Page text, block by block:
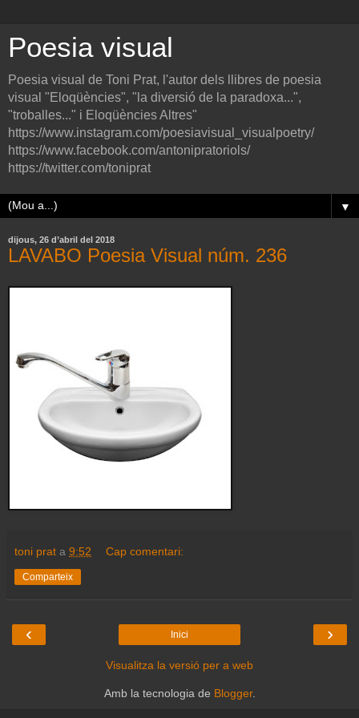
Poesia visual
Poesia visual de Toni Prat, l'autor dels llibres de poesia
visual "Eloqüències", "la diversió de la paradoxa...",
"troballes..." i Eloqüències Altres"
https://www.instagram.com/poesiavisual_visualpoetry/
https://www.facebook.com/antonipratoriols/
https://twitter.com/toniprat
▼
dijous, 26 d’abril del 2018
LAVABO Poesia Visual núm. 236
toni prat a 9:52 Cap comentari:
Comparteix
‹ ›
Inici
Visualitza la versió per a web
Amb la tecnologia de Blogger.